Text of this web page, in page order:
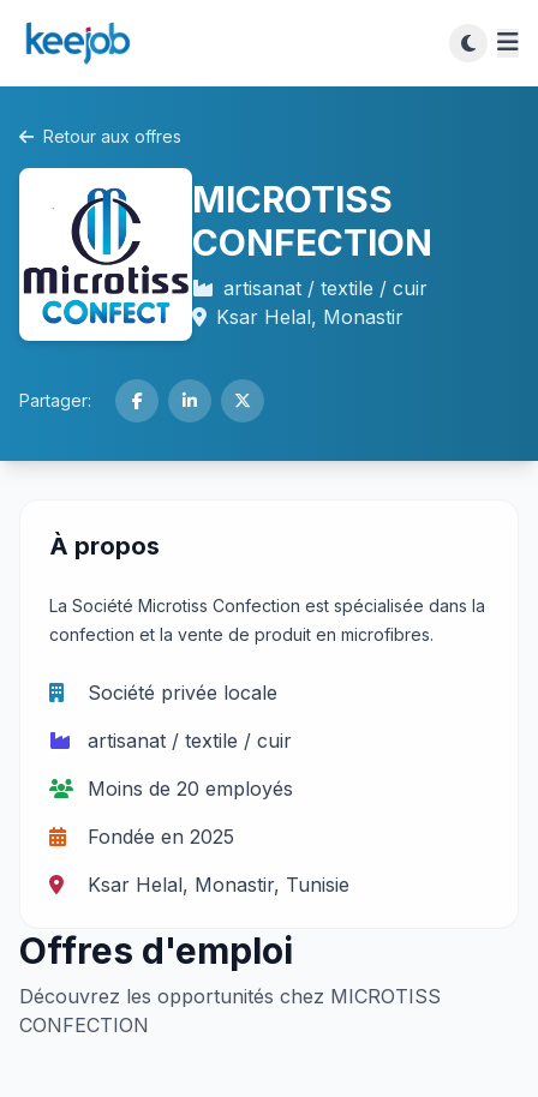
Retour aux offres
MICROTISS
CONFECTION
artisanat / textile / cuir
Ksar Helal, Monastir
Partager:
À propos
La Société Microtiss Confection est spécialisée dans la
confection et la vente de produit en microfibres.
Société privée locale
artisanat / textile / cuir
Moins de 20 employés
Fondée en 2025
Ksar Helal, Monastir, Tunisie
Offres d'emploi
Découvrez les opportunités chez MICROTISS
CONFECTION